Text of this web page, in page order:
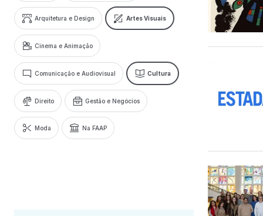
Arquitetura e Design Artes Visuais
Cinema e Animação
Comunicação e Audiovisual Cultura
Direito Gestão e Negócios
Moda Na FAAP